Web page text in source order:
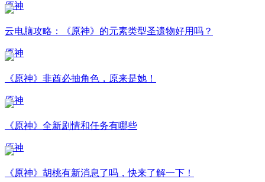
原神
云电脑攻略：《原神》的元素类型圣遗物好用吗？
原神
《原神》非酋必抽角色，原来是她！
原神
《原神》全新剧情和任务有哪些
原神
《原神》胡桃有新消息了吗，快来了解一下！